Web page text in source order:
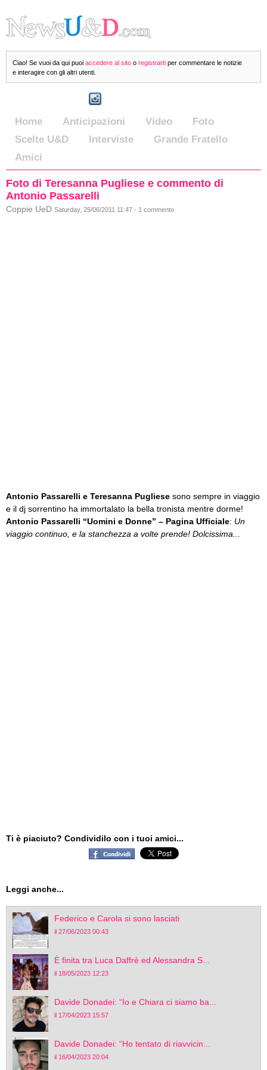
Ciao! Se vuoi da qui puoi accedere al sito o registrarti per commentare le notizie
e interagire con gli altri utenti.
Home Anticipazioni Video
Foto
Scelte U&D
Interviste
Grande Fratello
Amici
Foto di Teresanna Pugliese e commento di
Antonio Passarelli
Coppie UeD Saturday, 25/06/2011 11:47 - 1 commento
Antonio Passarelli e Teresanna Pugliese sono sempre in viaggio
e il dj sorrentino ha immortalato la bella tronista mentre dorme!
Antonio Passarelli “Uomini e Donne” – Pagina Ufficiale: Un
viaggio continuo, e la stanchezza a volte prende! Dolcissima..
Ti è piaciuto? Condividilo con i tuoi amici...
Leggi anche...
Federico e Carola si sono lasciati
il 27/06/2023 00:43
È finita tra Luca Daffrè ed Alessandra S...
il 18/05/2023 12:23
Davide Donadei: “Io e Chiara ci siamo ba...
il 17/04/2023 15:57
Davide Donadei: “Ho tentato di riavvicin...
il 16/04/2023 20:04